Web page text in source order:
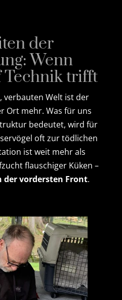
der
Wenn
trifft
verbauten Welt ist der
Ort mehr. Was für uns
bedeutet, wird für
oft zur tödlichen
ist weit mehr als
flauschiger Küken –
der vordersten Front.